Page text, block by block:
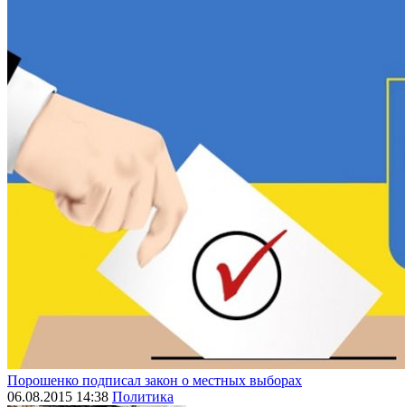
Порошенко подписал закон о местных выборах
06.08.2015 14:38 Политика